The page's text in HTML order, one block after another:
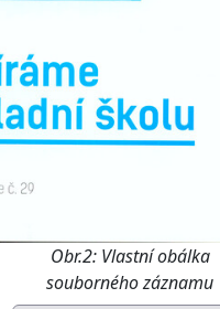
Obr.2: Vlastní obálka
souborného záznamu